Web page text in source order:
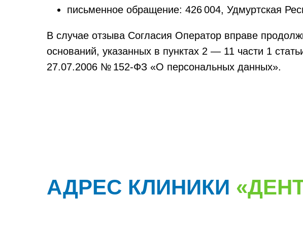
письменное обращение: 426 004, Удмуртская
В случае отзыва Согласия Оператор вправе
оснований, указанных в пунктах 2 — 11 части 1
27.07.2006 № 152-ФЗ «О персональных данных».
АДРЕС КЛИНИКИ